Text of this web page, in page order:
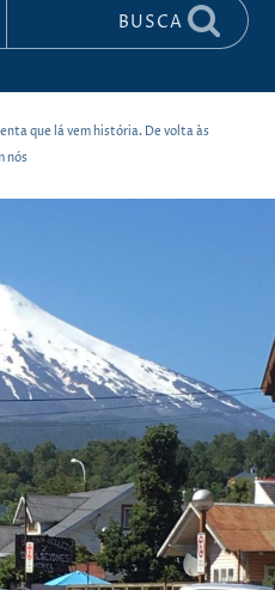
BUSCA
que lá vem história. De volta às
nós